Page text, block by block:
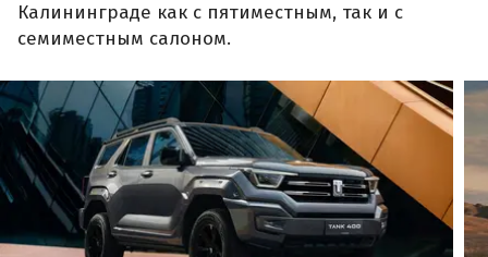
Калининграде как с пятиместным, так и с
семиместным салоном.